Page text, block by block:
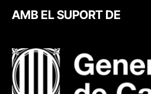
AMB EL SUPORT DE